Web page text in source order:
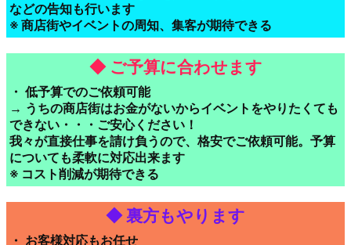
・ 商店街に関する演芸
→ 演芸をする際、ただネタをやるだけでなく商店街にちな
んだオリジナルクイズなどを入れ、楽しくイベントや個店
などの告知も行います
※ 商店街やイベントの周知、集客が期待できる
◆ ご予算に合わせます
・ 低予算でのご依頼可能
→ うちの商店街はお金がないからイベントをやりたくても
できない・・・ご安心ください！
我々が直接仕事を請け負うので、格安でご依頼可能。予算
についても柔軟に対応出来ます
※ コスト削減が期待できる